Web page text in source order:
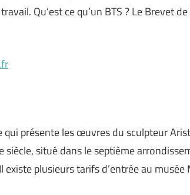
Qu’est ce qu’un BTS ? Le Brevet
qui présente les œuvres du sculpteur
siècle, situé dans le septième
existe plusieurs tarifs d’entrée au